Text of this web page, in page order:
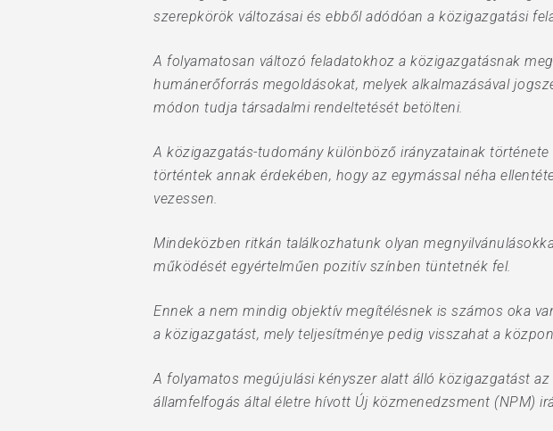
Hit enter to search or ESC to close
szerepkörök változásai és ebből adódóan a közigazgatási
A folyamatosan változó feladatokhoz a közigazgatásnak
humánerőforrás megoldásokat, melyek alkalmazásával
módon tudja társadalmi rendeltetését betölteni.
A közigazgatás-tudomány különböző irányzatainak
történtek annak érdekében, hogy az egymással néha
vezessen.
Mindeközben ritkán találkozhatunk olyan
működését egyértelműen pozitív színben tüntetnék fel.
Ennek a nem mindig objektív megítélésnek is számos oka
a közigazgatást, mely teljesítménye pedig visszahat a
A folyamatos megújulási kényszer alatt álló közigazgatást
államfelfogás által életre hívott Új közmenedzsment (NPM)